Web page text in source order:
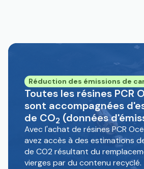
Réduction des émissions de
Toutes les résines PCR
sont accompagnées
de CO2 (données
Avec l'achat de résines PCR
avez accès à des estimations
de CO2 résultant du
vierges par du contenu recyclé.